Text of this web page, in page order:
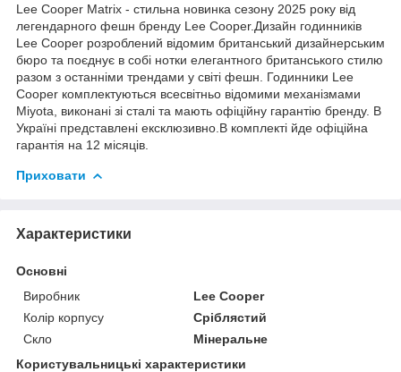
Lee Cooper Matrix - стильна новинка сезону 2025 року від
легендарного фешн бренду Lee Cooper.Дизайн годинників
Lee Cooper розроблений відомим британський дизайнерським
бюро та поєднує в собі нотки елегантного британського стилю
разом з останніми трендами у світі фешн. Годинники Lee
Cooper комплектуються всесвітньо відомими механізмами
Miyota, виконані зі сталі та мають офіційну гарантію бренду. В
Україні представлені ексклюзивно.В комплекті йде офіційна
гарантія на 12 місяців.
Приховати
Характеристики
Основні
Виробник
Lee Cooper
Колір корпусу
Сріблястий
Скло
Мінеральне
Користувальницькі характеристики